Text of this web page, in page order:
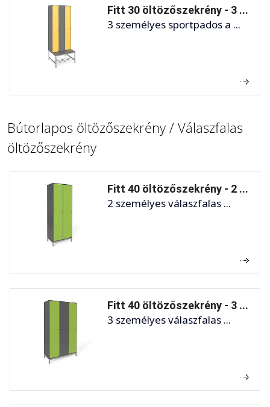
Fitt 30 öltözőszekrény - 3 ...
3 személyes sportpados a ...
Bútorlapos öltözőszekrény / Válaszfalas
öltözőszekrény
Fitt 40 öltözőszekrény - 2 ...
2 személyes válaszfalas ...
Fitt 40 öltözőszekrény - 3 ...
3 személyes válaszfalas ...